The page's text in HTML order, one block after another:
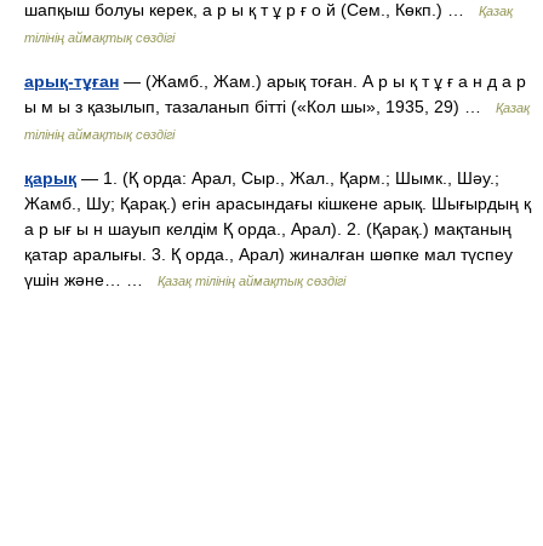
шапқыш болуы керек, а р ы қ т ұ р ғ о й (Сем., Көкп.) …
Қазақ
тілінің аймақтық сөздігі
арық-тұған — (Жамб., Жам.) арық тоған. А р ы қ т ұ ғ а н д а р
ы м ы з қазылып, тазаланып бітті («Кол шы», 1935, 29) …
Қазақ
тілінің аймақтық сөздігі
қарық — 1. (Қ орда: Арал, Сыр., Жал., Қарм.; Шымк., Шәу.;
Жамб., Шу; Қарақ.) егін арасындағы кішкене арық. Шығырдың қ
а р ығ ы н шауып келдім Қ орда., Арал). 2. (Қарақ.) мақтаның
қатар аралығы. 3. Қ орда., Арал) жиналған шөпке мал түспеу
үшін және… …
Қазақ тілінің аймақтық сөздігі